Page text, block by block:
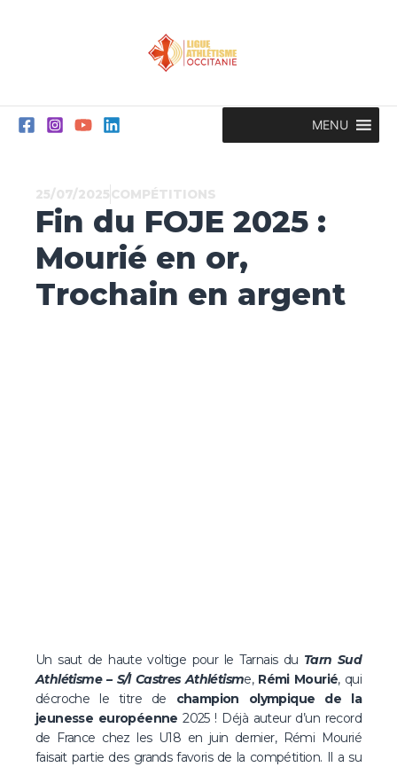
MENU
25/07/2025COMPÉTITIONS
Fin du FOJE 2025 :
Mourié en or,
Trochain en argent
Un saut de haute voltige pour le Tarnais du Tarn Sud
Athlétisme – S/l Castres Athlétisme, Rémi Mourié, qui
décroche le titre de champion olympique de la
jeunesse européenne2025 ! Déjà auteur d’un record
de France chez les U18 en juin dernier, Rémi Mourié
faisait partie des grands favoris de la compétition. Il a su